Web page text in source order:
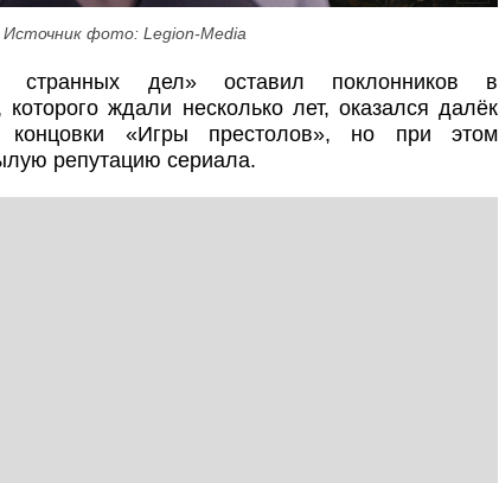
Источник фото: Legion-Media
странных дел» оставил поклонников в
ждали несколько лет, оказался далёк
«Игры престолов», но при этом
репутацию сериала.